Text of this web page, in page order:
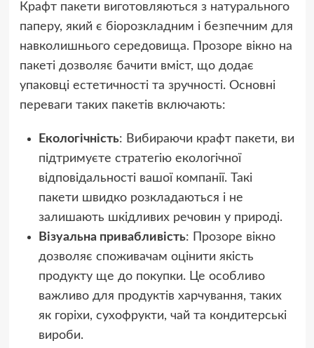
Крафт пакети виготовляються з натурального
паперу, який є біорозкладним і безпечним для
навколишнього середовища. Прозоре вікно на
пакеті дозволяє бачити вміст, що додає
упаковці естетичності та зручності. Основні
переваги таких пакетів включають:
Екологічність: Вибираючи крафт пакети, ви
підтримуєте стратегію екологічної
відповідальності вашої компанії. Такі
пакети швидко розкладаються і не
залишають шкідливих речовин у природі.
Візуальна привабливість: Прозоре вікно
дозволяє споживачам оцінити якість
продукту ще до покупки. Це особливо
важливо для продуктів харчування, таких
як горіхи, сухофрукти, чай та кондитерські
вироби.